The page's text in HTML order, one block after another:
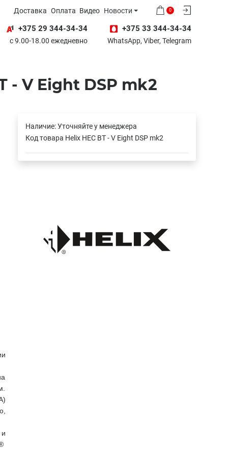
Доставка Оплата Видео Новости
+375 29 344-34-34
с 9.00-18.00 ежедневно
0
+375 33 344-34-34
WhatsApp, Viber, Telegram
- V Eight DSP mk2
Наличие:Уточняйте у менеджера
Код товара Helix HEC BT - V Eight DSP mk2